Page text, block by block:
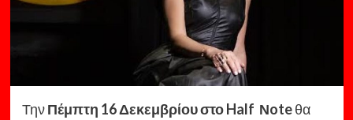
ΤηνΠέμπτη 16 Δεκεμβρίου στο Half Νoteθα